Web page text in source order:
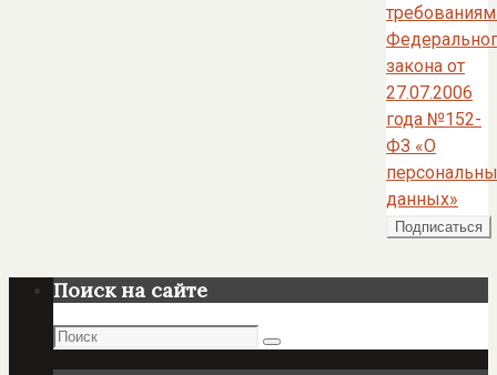
закона от
27.07.2006
года №152-
ФЗ «О
данных»
Поиск на сайте
Поиск
Поиск